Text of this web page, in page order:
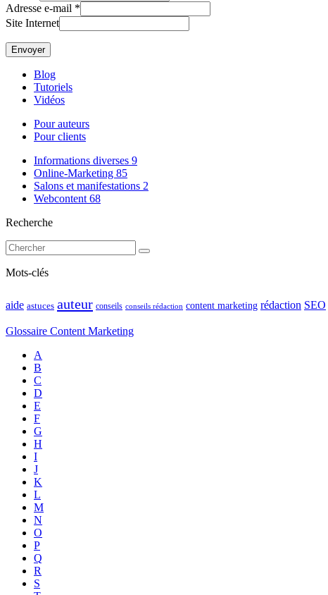
Adresse e-mail *
Site Internet
Blog
Tutoriels
Vidéos
Pour auteurs
Pour clients
Informations diverses 9
Online-Marketing 85
Salons et manifestations 2
Webcontent 68
Recherche
Mots-clés
aide astuces auteur conseils conseils rédaction content marketing rédaction SEO
Glossaire Content Marketing
A
B
C
D
E
F
G
H
I
J
K
L
M
N
O
P
Q
R
S